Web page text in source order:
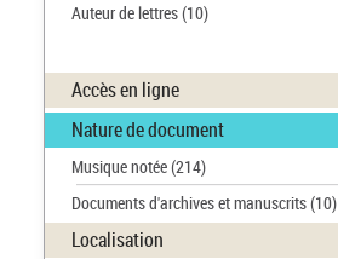
Auteur de lettres(10)
Accès en ligne
Nature de document
Musique notée(214)
Documents d'archives et manuscrits(10)
Localisation